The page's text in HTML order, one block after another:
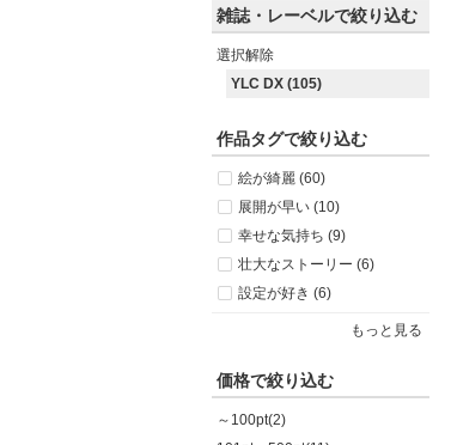
雑誌・レーベルで絞り込む
選択解除
YLC DX (105)
作品タグで絞り込む
絵が綺麗 (60)
展開が早い (10)
幸せな気持ち (9)
壮大なストーリー (6)
設定が好き (6)
もっと見る
価格で絞り込む
～100pt(2)